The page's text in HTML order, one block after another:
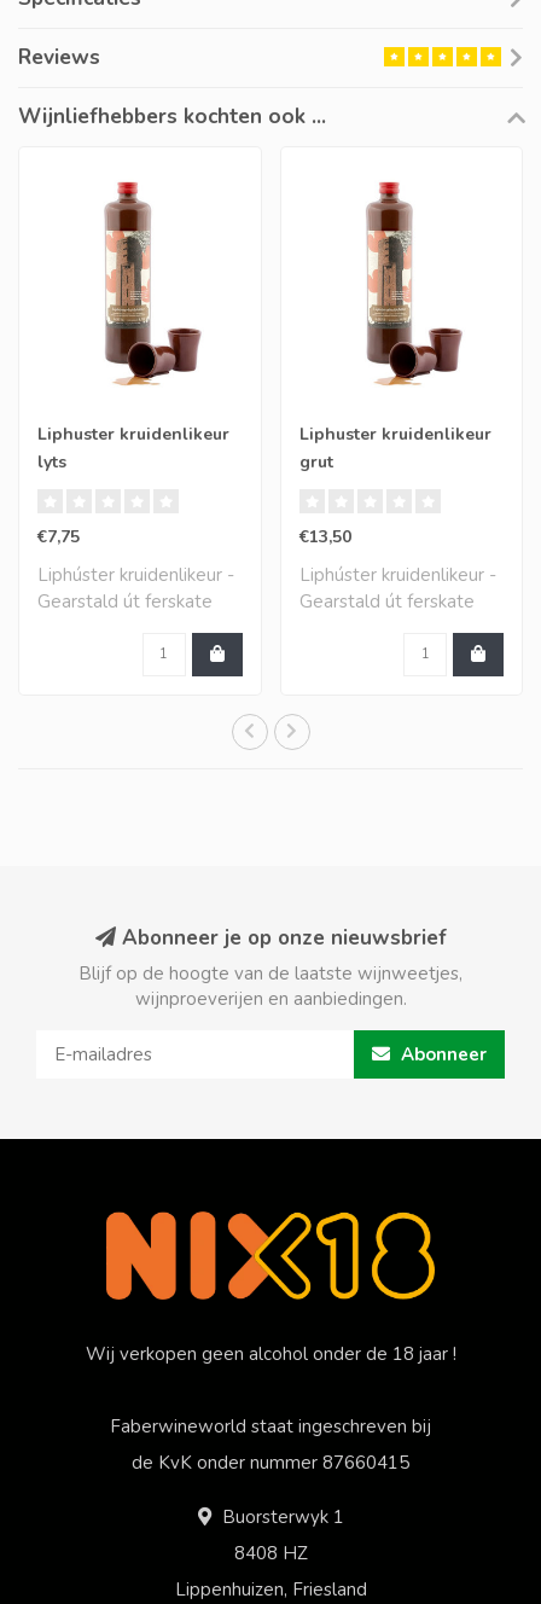
Reviews
Wijnliefhebbers kochten ook ...
Liphuster kruidenlikeur
lyts
€7,75
Liphúster kruidenlikeur -
Gearstald út ferskate
Liphuster kruidenlikeur
grut
€13,50
Liphúster kruidenlikeur -
Gearstald út ferskate
Abonneer je op onze nieuwsbrief
Blijf op de hoogte van de laatste wijnweetjes,
wijnproeverijen en aanbiedingen.
Abonneer
Wij verkopen geen alcohol onder de 18 jaar !
Faberwineworld staat ingeschreven bij
de KvK onder nummer 87660415
Buorsterwyk 1
8408 HZ
Lippenhuizen, Friesland